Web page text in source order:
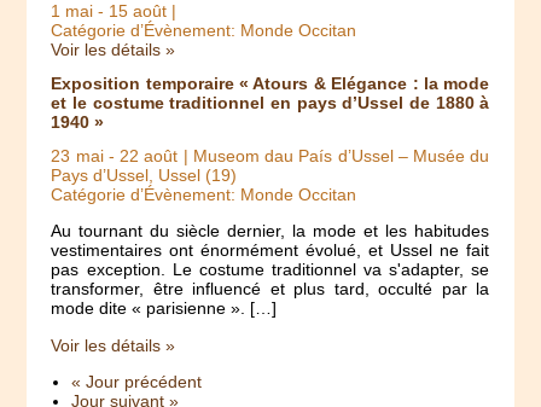
1 mai - 15 août |
Catégorie d’Évènement: Monde Occitan
Voir les détails »
Exposition temporaire « Atours & Elégance : la mode
et le costume traditionnel en pays d’Ussel de 1880 à
1940 »
23 mai- 22 août | Museom dau País d’Ussel – Musée du
Pays d’Ussel, Ussel (19)
Catégorie d’Évènement: Monde Occitan
Au tournant du siècle dernier, la mode et les habitudes
vestimentaires ont énormément évolué, et Ussel ne fait
pas exception. Le costume traditionnel va s'adapter, se
transformer, être influencé et plus tard, occulté par la
mode dite « parisienne ». […]
Voir les détails »
« Jour précédent
Jour suivant »